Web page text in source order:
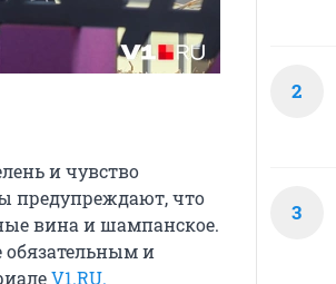
и чувство
предупреждают, что
вина и шампанское.
обязательным и
V1.RU.
2
3